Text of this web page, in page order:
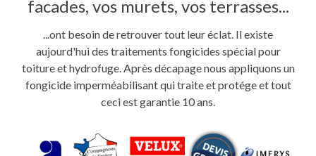
facades, vos murets, vos terrasses...
...ont besoin de retrouver tout leur éclat. Il existe
aujourd'hui des traitements fongicides spécial pour
toiture et hydrofuge. Après décapage nous appliquons un
fongicide imperméabilisant qui traite et protége et tout
ceci est garantie 10 ans.